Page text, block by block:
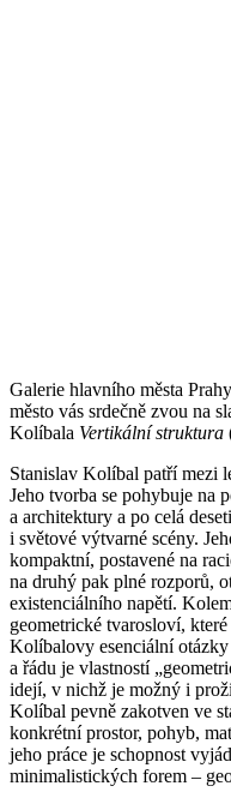
Galerie hlavního města
město vás srdečně zvou na
Kolíbala Vertikální struktura
Stanislav Kolíbal patří mezi
Jeho tvorba se pohybuje na
a architektury a po celá
i světové výtvarné scény.
kompaktní, postavené na
na druhý pak plné rozporů,
existenciálního napětí.
geometrické tvarosloví,
Kolíbalovy esenciální
a řádu je vlastností
idejí, v nichž je možný i
Kolíbal pevně zakotven ve
konkrétní prostor, pohyb,
jeho práce je schopnost
minimalistických forem –